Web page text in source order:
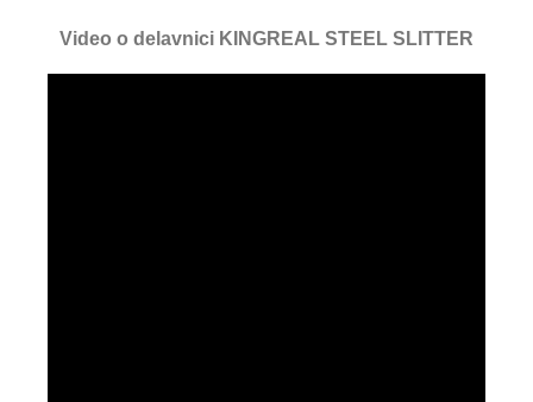
Video o delavnici KINGREAL STEEL SLITTER